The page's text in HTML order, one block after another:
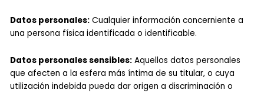
Datos personales: Cualquier información concerniente a
una persona física identificada o identificable.
Datos personales sensibles: Aquellos datos personales
que afecten a la esfera más íntima de su titular, o cuya
utilización indebida pueda dar origen a discriminación o